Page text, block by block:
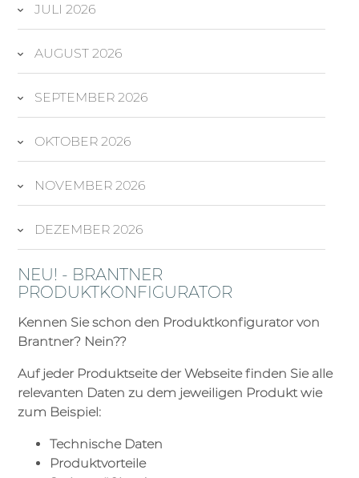
JULI 2026
AUGUST 2026
SEPTEMBER 2026
OKTOBER 2026
NOVEMBER 2026
DEZEMBER 2026
NEU! - BRANTNER
PRODUKTKONFIGURATOR
Kennen Sie schon den Produktkonfigurator von
Brantner? Nein??
Auf jeder Produktseite der Webseite finden Sie alle
relevanten Daten zu dem jeweiligen Produkt wie
zum Beispiel:
Technische Daten
Produktvorteile